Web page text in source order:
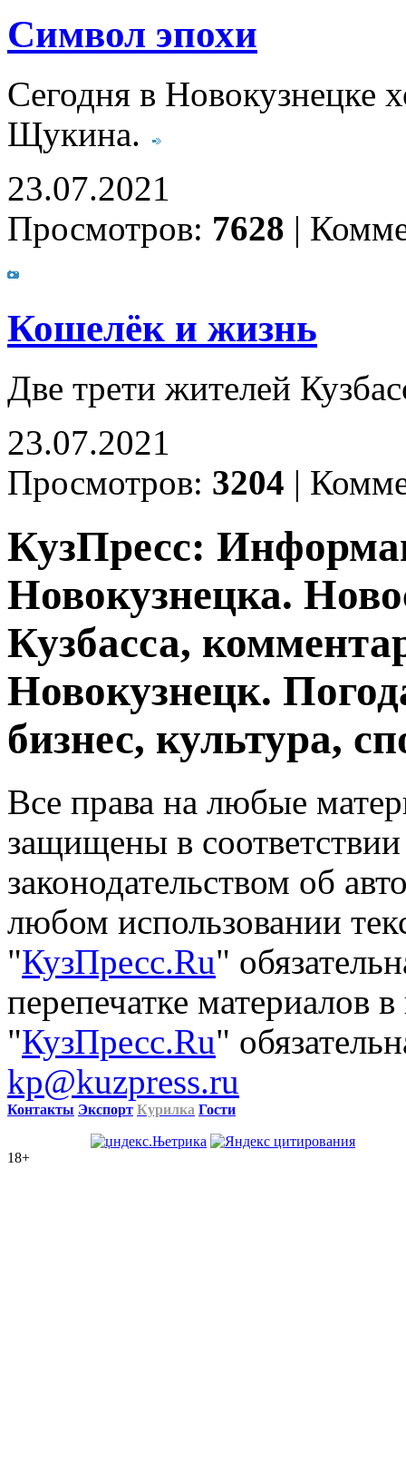
Символ эпохи
Сегодня в Новокузнецке
Щукина.
23.07.2021
Просмотров: 7628 |
Кошелёк и жизнь
Две трети жителей
23.07.2021
Просмотров: 3204 |
КузПресс:
Новокузнецка.
Кузбасса,
Новокузнецк.
бизнес, культура,
Все права на любые
защищены в
законодательством об
любом использовании
"КузПресс.Ru"
перепечатке материалов
"КузПресс.Ru"
kp@kuzpress.ru
Контакты Экспорт Курилка Гости
18+